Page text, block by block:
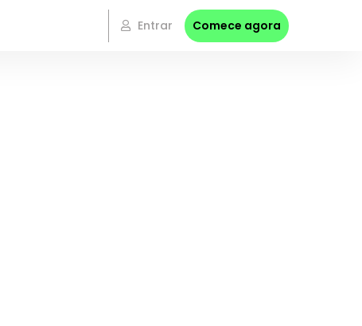
Entrar Comece agora